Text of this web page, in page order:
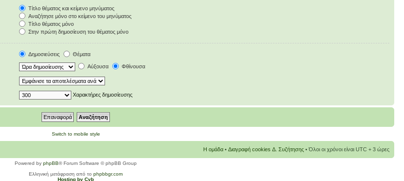
Τίτλο θέματος και κείμενο μηνύματος
Αναζήτησε μόνο στο κείμενο του μηνύματος
Τίτλο θέματος μόνο
Στην πρώτη δημοσίευση του θέματος μόνο
Δημοσιεύσεις
Θέματα
Αύξουσα Φθίνουσα
Χαρακτήρες δημοσίευσης
Switch to mobile style
Η ομάδα • Διαγραφή cookies Δ. Συζήτησης • Όλοι οι χρόνοι είναι UTC + 3 ώρες
Powered by phpBB® Forum Software © phpBB Group
Ελληνική μετάφραση από το phpbbgr.com
Hosting by Cyb